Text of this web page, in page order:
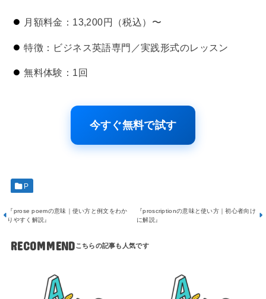
月額料金：13,200円（税込）〜
特徴：ビジネス英語専門／実践形式のレッスン
無料体験：1回
今すぐ無料で試す
P
『prose poemの意味｜使い方と例文をわか
りやすく解説』
『proscriptionの意味と使い方｜初心者向け
に解説』
RECOMMEND